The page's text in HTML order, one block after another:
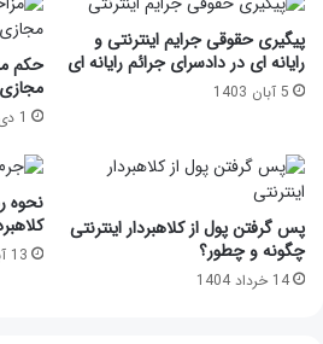
پیگیری حقوقی جرایم اینترنتی و
رایانه ای در دادسرای جرائم رایانه ای
5 آبان 1403
حکم
1 دی 1404
پس گرفتن پول از کلاهبردار اینترنتی
چگونه و چطور؟
14 خرداد 1404
نحوه
13 آبان 1403